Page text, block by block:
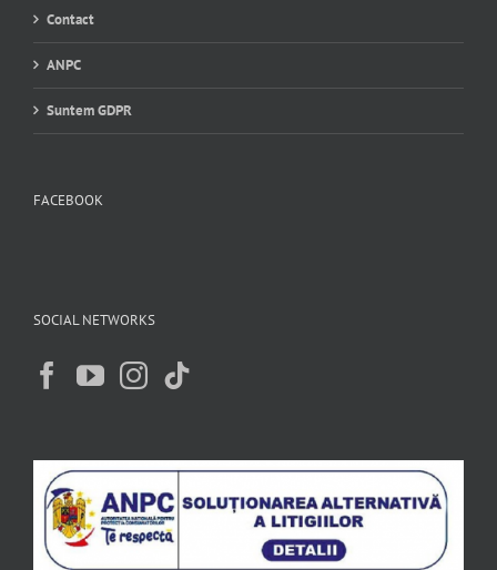
Contact
ANPC
Suntem GDPR
FACEBOOK
SOCIAL NETWORKS